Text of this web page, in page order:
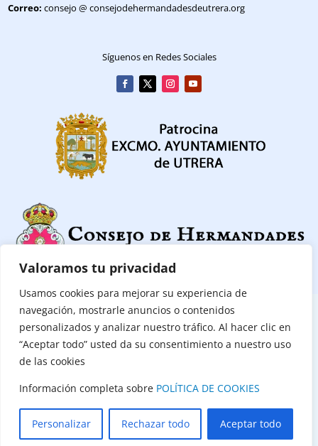
Valoramos tu privacidad
Usamos cookies para mejorar su experiencia de
navegación, mostrarle anuncios o contenidos
personalizados y analizar nuestro tráfico. Al hacer clic en
“Aceptar todo” usted da su consentimiento a nuestro uso
de las cookies
Información completa sobre POLÍTICA DE COOKIES
Personalizar Rechazar todo Aceptar todo
Correo: consejo @ consejodehermandadesdeutrera.org
Síguenos en Redes Sociales
CONTACTAR |POLITICA DE PRIVACIDAD|POLÍTICA DE COOKIES
(C) Consejo de Hermandades y Cofradías de Utrera 2026
Diseño Web:Mercurio Estudios